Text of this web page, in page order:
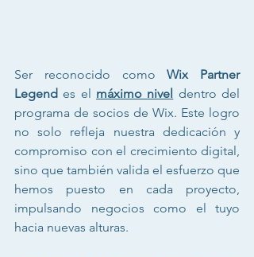
Ser reconocido como Wix Partner
Legend es el máximo nivel dentro del
programa de socios de Wix. Este logro
no solo refleja nuestra dedicación y
compromiso con el crecimiento digital,
sino que también valida el esfuerzo que
hemos puesto en cada proyecto,
impulsando negocios como el tuyo
hacia nuevas alturas.